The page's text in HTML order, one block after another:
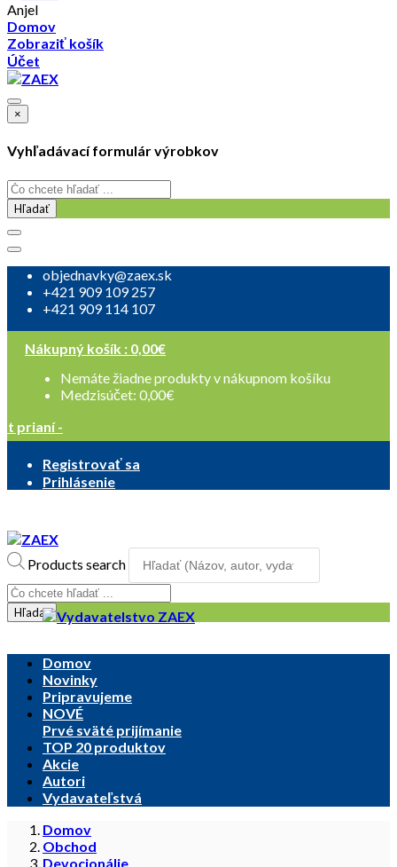
Anjel
Domov
Zobraziť košík
Účet
×
Vyhľadávací formulár výrobkov
Hľadať
objednavky@zaex.sk
+421 909 109 257
+421 909 114 107
Nákupný košík : 0,00€
Nemáte žiadne produkty v nákupnom košíku
Medzisúčet: 0,00€
prianí -
Registrovať sa
Prihlásenie
Products search
Hľadať
Domov
Novinky
Pripravujeme
NOVÉ
Prvé sväté prijímanie
TOP 20 produktov
Akcie
Autori
Vydavateľstvá
Domov
Obchod
Devocionálie